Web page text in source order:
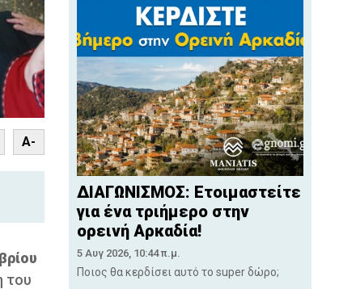
A-
του
ΔΙΑΓΩΝΙΣΜΟΣ: Ετοιμαστείτε
για ένα τριήμερο στην
ορεινή Αρκαδία!
5 Αυγ 2026, 10:44 π.μ.
Ποιος θα κερδίσει αυτό το super δώρο;